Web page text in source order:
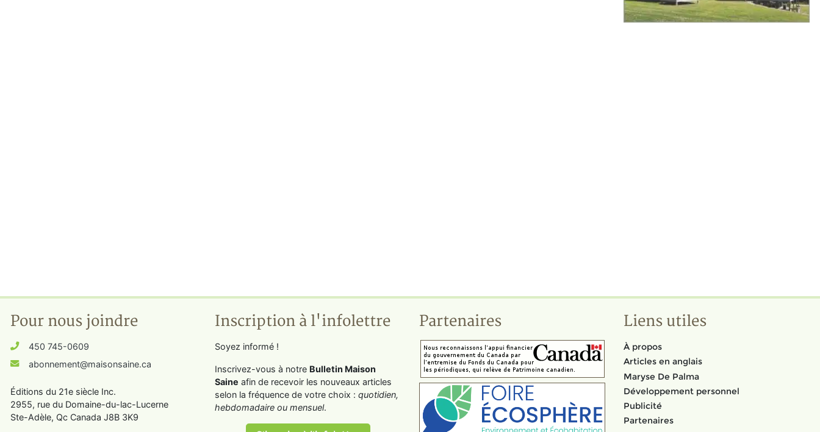
Pour nous joindre
450 745-0609
abonnement@maisonsaine.ca
Éditions du 21e siècle Inc.
2955, rue du Domaine-du-lac-Lucerne
Ste-Adèle, Qc Canada J8B 3K9
Inscription à l'infolettre
Soyez informé !
Inscrivez-vous à notre Bulletin Maison
Saine afin de recevoir les nouveaux articles
selon la fréquence de votre choix : quotidien,
hebdomadaire ou mensuel.
Partenaires Liens utiles
À propos
Articles en anglais
Maryse De Palma
Développement personnel
Publicité
Partenaires